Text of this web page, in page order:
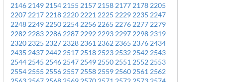
214621492154215521572158217721782205
220722172218222022212225222922352247
224822492250225422562265227622772279
228222832286228722922293229722982319
232023252327232823612362236523762434
243524372442251725182523253225422543
254425452546254725492550255125522553
255425552556255725582559256025612562